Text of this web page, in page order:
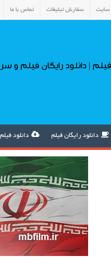
سایت سفارش تبلیغات تماس با ما
| دانلود رایگان فیلم و
دانلود رایگان فیلم دانلود